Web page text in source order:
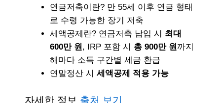
연금저축이란? 만 55세 이후 연금 형태
로 수령 가능한 장기 저축
세액공제란? 연금저축 납입 시 최대
600만 원 , IRP 포함 시 총 900만 원 까지
해마다 소득 구간별 세금 환급
연말정산 시 세액공제 적용 가능
자세한 정보 출처 보기